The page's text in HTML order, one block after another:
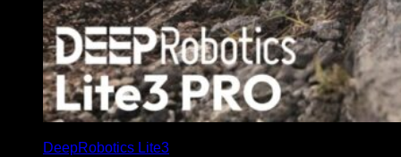
DeepRobotics Lite3